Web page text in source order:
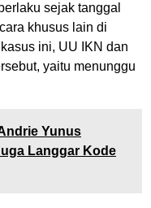
sejak tanggal
khusus lain di
ini, UU IKN dan
yaitu menunggu
Yunus
Langgar Kode